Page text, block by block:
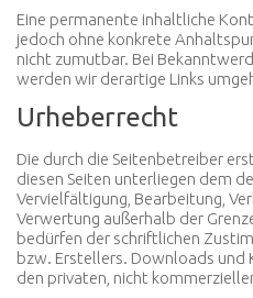
Eine permanente inhaltliche
jedoch ohne konkrete
nicht zumutbar. Bei
werden wir derartige Links
Urheberrecht
Die durch die Seitenbetreiber
diesen Seiten unterliegen dem
Vervielfältigung, Bearbeitung,
Verwertung außerhalb der
bedürfen der schriftlichen
bzw. Erstellers. Downloads und
den privaten, nicht